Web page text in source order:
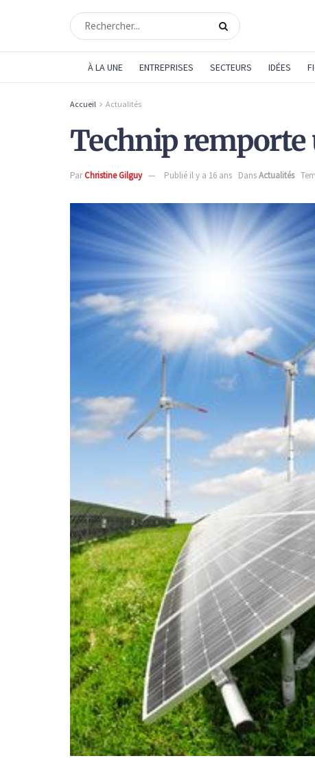
À LA UNE ENTREPRISES SECTEURS IDÉES
Accueil Actualités
Technip remporte
ParChristine Gilguy Publié il y a 16 ans DansActualités